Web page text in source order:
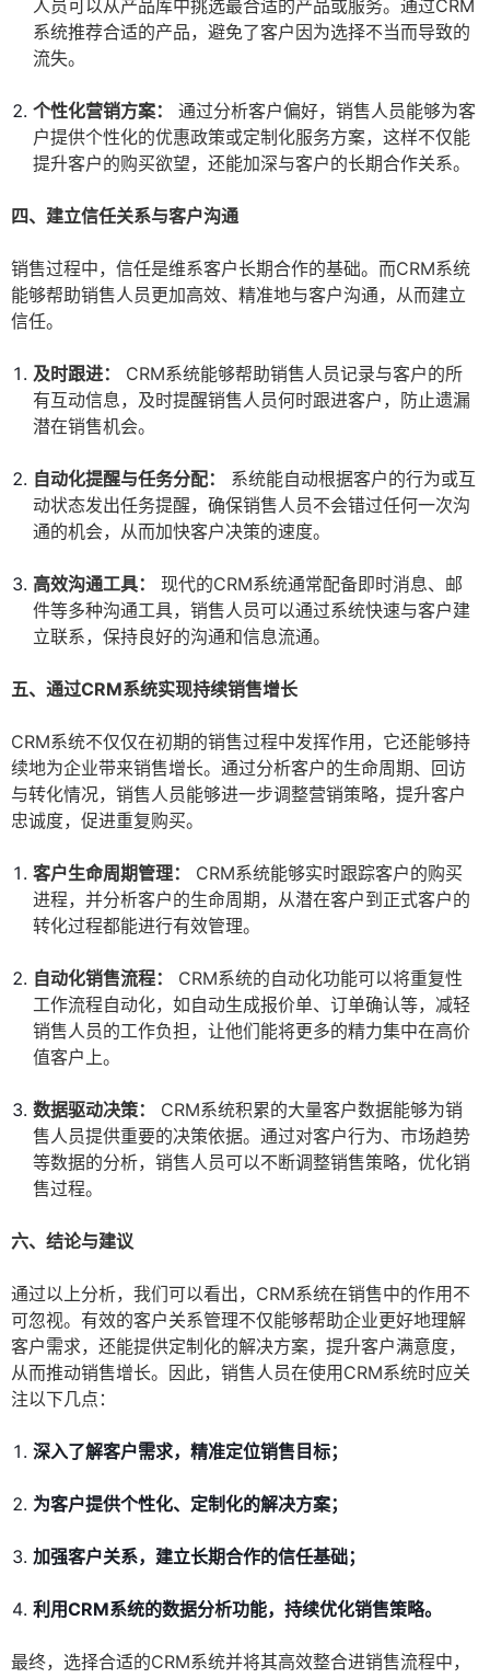
人员可以从产品库中挑选最合适的产品或服务。通过CRM
系统推荐合适的产品，避免了客户因为选择不当而导致的
流失。
个性化营销方案：
通过分析客户偏好，销售人员能够为客
户提供个性化的优惠政策或定制化服务方案，这样不仅能
提升客户的购买欲望，还能加深与客户的长期合作关系。
四、建立信任关系与客户沟通
销售过程中，信任是维系客户长期合作的基础。而CRM系统
能够帮助销售人员更加高效、精准地与客户沟通，从而建立
信任。
及时跟进：
CRM系统能够帮助销售人员记录与客户的所
有互动信息，及时提醒销售人员何时跟进客户，防止遗漏
潜在销售机会。
自动化提醒与任务分配：
系统能自动根据客户的行为或互
动状态发出任务提醒，确保销售人员不会错过任何一次沟
通的机会，从而加快客户决策的速度。
高效沟通工具：
现代的CRM系统通常配备即时消息、邮
件等多种沟通工具，销售人员可以通过系统快速与客户建
立联系，保持良好的沟通和信息流通。
五、通过CRM系统实现持续销售增长
CRM系统不仅仅在初期的销售过程中发挥作用，它还能够持
续地为企业带来销售增长。通过分析客户的生命周期、回访
与转化情况，销售人员能够进一步调整营销策略，提升客户
忠诚度，促进重复购买。
客户生命周期管理：
CRM系统能够实时跟踪客户的购买
进程，并分析客户的生命周期，从潜在客户到正式客户的
转化过程都能进行有效管理。
自动化销售流程：
CRM系统的自动化功能可以将重复性
工作流程自动化，如自动生成报价单、订单确认等，减轻
销售人员的工作负担，让他们能将更多的精力集中在高价
值客户上。
数据驱动决策：
CRM系统积累的大量客户数据能够为销
售人员提供重要的决策依据。通过对客户行为、市场趋势
等数据的分析，销售人员可以不断调整销售策略，优化销
售过程。
六、结论与建议
通过以上分析，我们可以看出，CRM系统在销售中的作用不
可忽视。有效的客户关系管理不仅能够帮助企业更好地理解
客户需求，还能提供定制化的解决方案，提升客户满意度，
从而推动销售增长。因此，销售人员在使用CRM系统时应关
注以下几点：
深入了解客户需求，精准定位销售目标；
为客户提供个性化、定制化的解决方案；
加强客户关系，建立长期合作的信任基础；
利用CRM系统的数据分析功能，持续优化销售策略。
最终，选择合适的CRM系统并将其高效整合进销售流程中，